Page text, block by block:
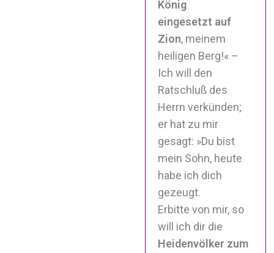
König
eingesetzt auf
Zion, meinem
heiligen Berg!« –
Ich will den
Ratschluß des
Herrn verkünden;
er hat zu mir
gesagt: »Du bist
mein Sohn, heute
habe ich dich
gezeugt.
Erbitte von mir, so
will ich dir die
Heidenvölker zum